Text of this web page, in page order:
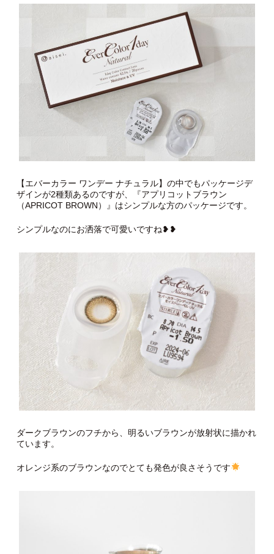
【エバーカラー ワンデー ナチュラル】の中でもパッケージデ
ザインが2種類あるのですが、『アプリコットブラウン
（APRICOT BROWN）』はシンプルな方のパッケージです。
シンプルなのにお洒落で可愛いですね❥❥
ダークブラウンのフチから、明るいブラウンが放射状に描かれ
ています。
オレンジ系のブラウンなのでとても発色が良さそうです